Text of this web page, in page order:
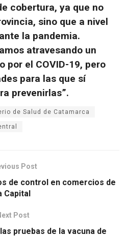
cobertura, ya que no
sino que a nivel
la pandemia.
atravesando un
por el COVID-19, pero
para las que sí
prevenirlas”.
de Salud de Catamarca
Post
de control en comercios de
Capital
Post
pruebas de la vacuna de